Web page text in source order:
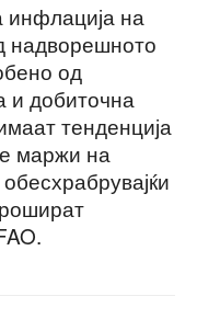
инфлација на
надворешното
од
и добиточна
тенденција
маржи на